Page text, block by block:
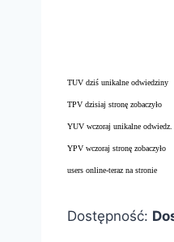
TUV dziś unikalne odwiedziny
TPV dzisiaj stronę zobaczyło
YUV wczoraj unikalne odwiedz.
YPV wczoraj stronę zobaczyło
users online-teraz na stronie
Dostępność: